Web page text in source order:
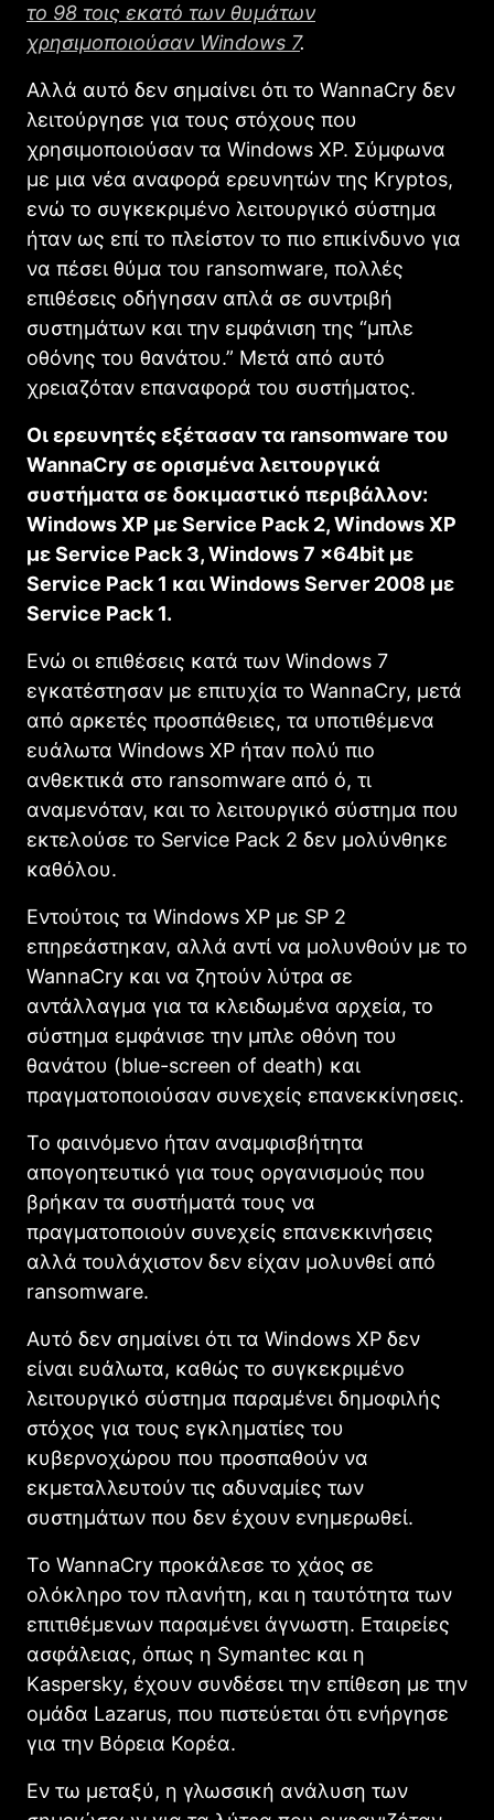
το 98 τοις εκατό των θυμάτων
χρησιμοποιούσαν Windows 7.
Αλλά αυτό δεν σημαίνει ότι το WannaCry δεν
λειτούργησε για τους στόχους που
χρησιμοποιούσαν τα Windows XP. Σύμφωνα
με μια νέα αναφορά ερευνητών της Kryptos,
ενώ το συγκεκριμένο λειτουργικό σύστημα
ήταν ως επί το πλείστον το πιο επικίνδυνο για
να πέσει θύμα του ransomware, πολλές
επιθέσεις οδήγησαν απλά σε συντριβή
συστημάτων και την εμφάνιση της “μπλε
οθόνης του θανάτου.” Μετά από αυτό
χρειαζόταν επαναφορά του συστήματος.
Οι ερευνητές εξέτασαν τα ransomware του
WannaCry σε ορισμένα λειτουργικά
συστήματα σε δοκιμαστικό περιβάλλον:
Windows XP με Service Pack 2, Windows XP
με Service Pack 3, Windows 7 x64bit με
Service Pack 1 και Windows Server 2008 με
Service Pack 1.
Ενώ οι επιθέσεις κατά των Windows 7
εγκατέστησαν με επιτυχία το WannaCry, μετά
από αρκετές προσπάθειες, τα υποτιθέμενα
ευάλωτα Windows XP ήταν πολύ πιο
ανθεκτικά στo ransomware από ό, τι
αναμενόταν, και το λειτουργικό σύστημα που
εκτελούσε το Service Pack 2 δεν μολύνθηκε
καθόλου.
Εντούτοις τα Windows XP με SP 2
επηρεάστηκαν, αλλά αντί να μολυνθούν με το
WannaCry και να ζητούν λύτρα σε
αντάλλαγμα για τα κλειδωμένα αρχεία, το
σύστημα εμφάνισε την μπλε οθόνη του
θανάτου (blue-screen of death) και
πραγματοποιούσαν συνεχείς επανεκκίνησεις.
Το φαινόμενο ήταν αναμφισβήτητα
απογοητευτικό για τους οργανισμούς που
βρήκαν τα συστήματά τους να
πραγματοποιούν συνεχείς επανεκκινήσεις
αλλά τουλάχιστον δεν είχαν μολυνθεί από
ransomware.
Αυτό δεν σημαίνει ότι τα Windows XP δεν
είναι ευάλωτα, καθώς το συγκεκριμένο
λειτουργικό σύστημα παραμένει δημοφιλής
στόχος για τους εγκληματίες του
κυβερνοχώρου που προσπαθούν να
εκμεταλλευτούν τις αδυναμίες των
συστημάτων που δεν έχουν ενημερωθεί.
Το WannaCry προκάλεσε το χάος σε
ολόκληρο τον πλανήτη, και η ταυτότητα των
επιτιθέμενων παραμένει άγνωστη. Εταιρείες
ασφάλειας, όπως η Symantec και η
Kaspersky, έχουν συνδέσει την επίθεση με την
ομάδα Lazarus, που πιστεύεται ότι ενήργησε
για την Βόρεια Κορέα.
Εν τω μεταξύ, η γλωσσική ανάλυση των